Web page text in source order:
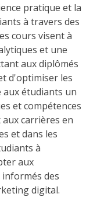
pratique et la
à travers des
cours visent à
et une
aux diplômés
d'optimiser les
étudiants un
et compétences
carrières en
et dans les
à
aux
des
digital.